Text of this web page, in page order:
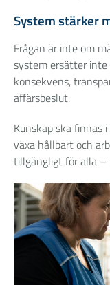
System stärker
Frågan är inte om
system ersätter inte
konsekvens,
affärsbeslut.
Kunskap ska finnas
växa hållbart och
tillgängligt för alla –